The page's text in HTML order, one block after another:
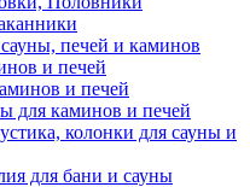
печей и каминов
и печей
и печей
для каминов и печей
колонки для сауны и
для бани и сауны